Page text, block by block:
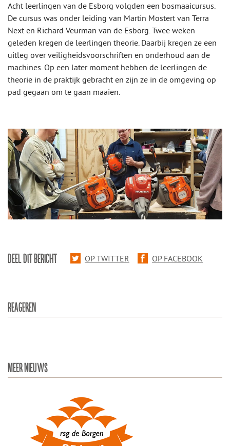
Acht leerlingen van de Esborg volgden een bosmaaicursus.
De cursus was onder leiding van Martin Mostert van Terra
Next en Richard Veurman van de Esborg. Twee weken
geleden kregen de leerlingen theorie. Daarbij kregen ze een
uitleg over veiligheidsvoorschriften en onderhoud aan de
machines. Op een later moment hebben de leerlingen de
theorie in de praktijk gebracht en zijn ze in de omgeving op
pad gegaan om te gaan maaien.
DEEL DIT BERICHT OP TWITTER OP FACEBOOK
REAGEREN
MEER NIEUWS